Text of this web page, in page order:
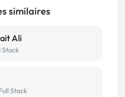
similaires
Ali
Stack
Stack